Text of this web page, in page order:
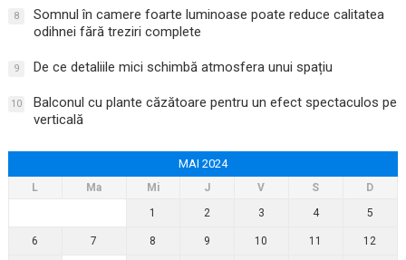
8
Somnul în camere foarte luminoase poate reduce calitatea
odihnei fără treziri complete
9 De ce detaliile mici schimbă atmosfera unui spațiu
10
Balconul cu plante căzătoare pentru un efect spectaculos pe
verticală
MAI 2024
L Ma Mi J V S
D
1
2 3 4 5
6 7 8 9 10 11 12